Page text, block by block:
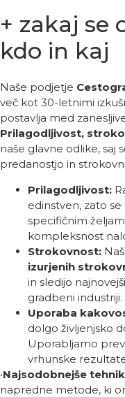
+ zakaj se
kdo in kaj
Naše podjetje
več kot 30-letnimi
postavlja med
Prilagodljivost,
naše glavne odlike, saj
predanostjo in
Prilagodljivost:
edinstven, zato
specifičnim
kompleksnost
Strokovnost:
izurjenih
in sledijo
gradbeni industriji.
Uporaba
dolgo življenjsko
Uporabljamo
vrhunske
•Najsodobnejše
napredne metode, ki